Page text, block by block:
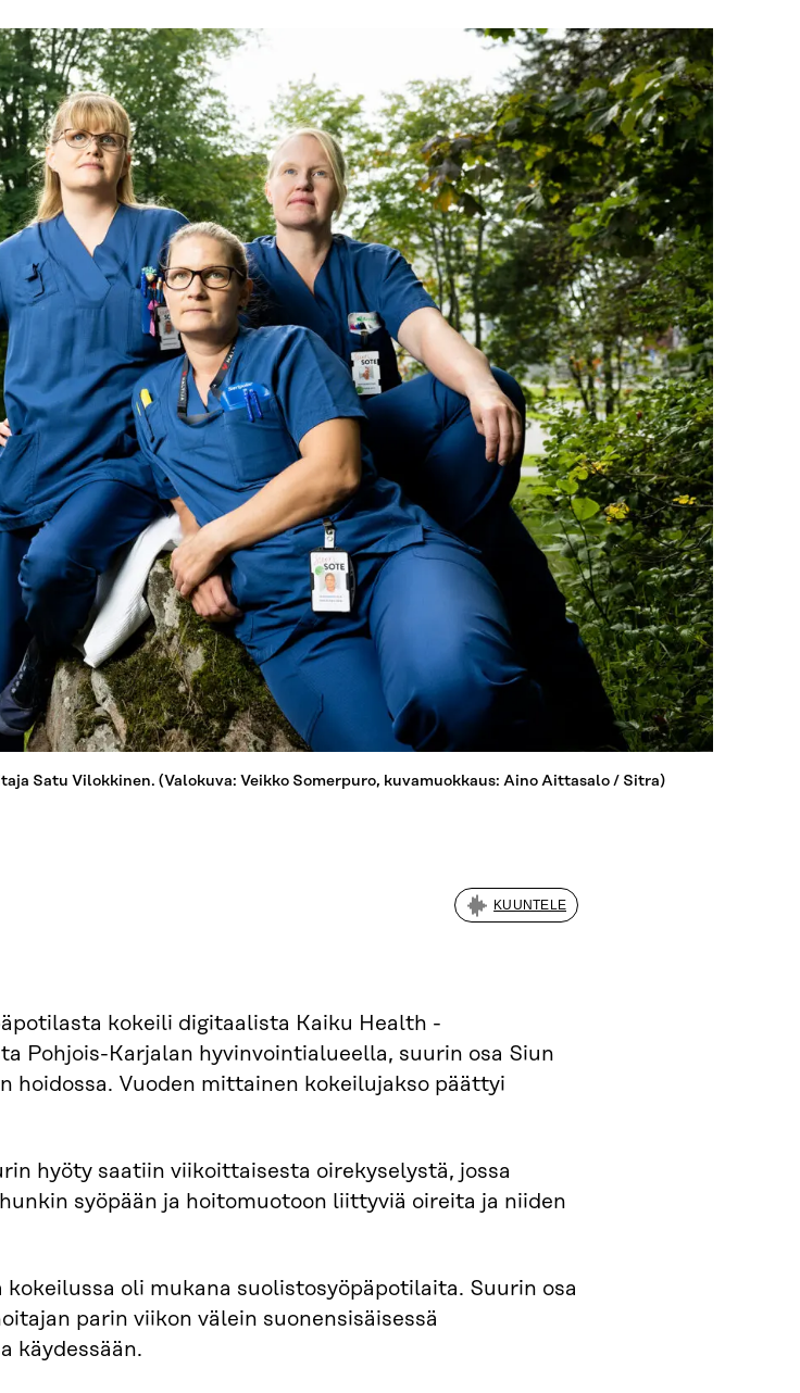
Satu Vilokkinen. (Valokuva: Veikko Somerpuro, kuvamuokkaus: Aino Aittasalo / Sitra)
KUUNTELE
kokeili digitaalista Kaiku Health -
Pohjois-Karjalan hyvinvointialueella, suurin osa Siun
hoidossa. Vuoden mittainen kokeilujakso päättyi
hyöty saatiin viikoittaisesta oirekyselystä, jossa
syöpään ja hoitomuotoon liittyviä oireita ja niiden
kokeilussa oli mukana suolistosyöpäpotilaita. Suurin osa
parin viikon välein suonensisäisessä
käydessään.